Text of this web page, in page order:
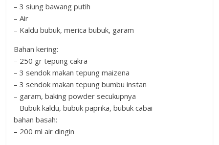
– 3 siung bawang putih
– Air
– Kaldu bubuk, merica bubuk, garam
Bahan kering:
– 250 gr tepung cakra
– 3 sendok makan tepung maizena
– 3 sendok makan tepung bumbu instan
– garam, baking powder secukupnya
– Bubuk kaldu, bubuk paprika, bubuk cabai
bahan basah:
– 200 ml air dingin